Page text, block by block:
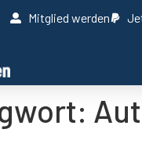
Mitglied werden